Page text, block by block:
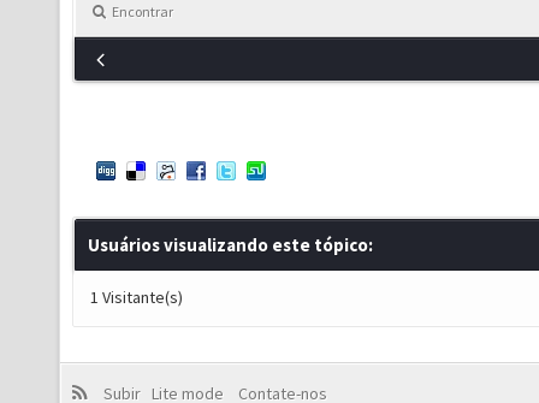
Encontrar
Usuários visualizando este tópico:
1 Visitante(s)
Subir Lite mode Contate-nos